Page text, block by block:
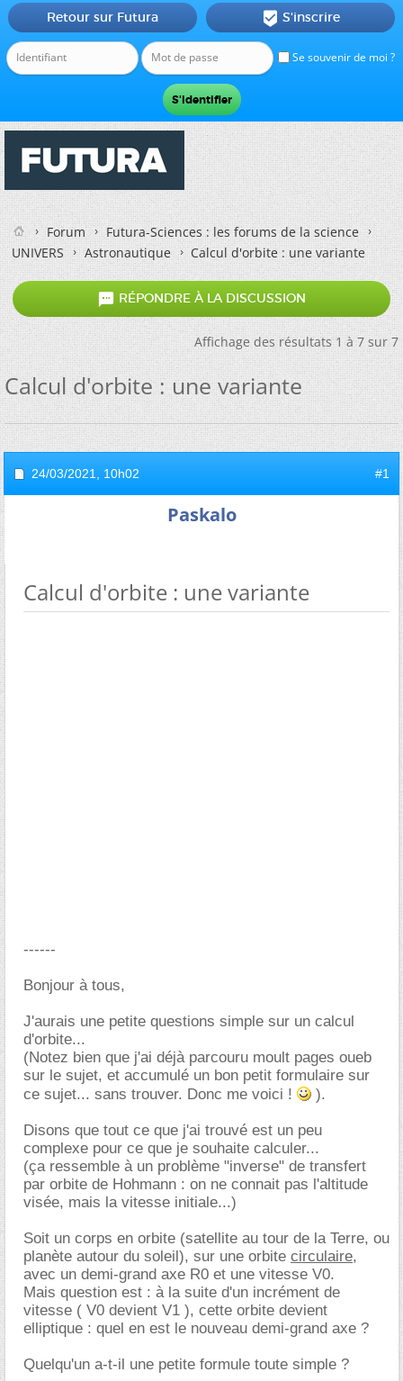
Se souvenir de moi ?
Retour sur Futura  S'inscrire
Forum
Futura-Sciences : les forums de la science
UNIVERS
Astronautique Calcul d'orbite : une variante
 RÉPONDRE À LA DISCUSSION
Affichage des résultats 1 à 7 sur 7
Calcul d'orbite : une variante
24/03/2021, 10h02 #1
Paskalo
Calcul d'orbite : une variante
------
Bonjour à tous,
J'aurais une petite questions simple sur un calcul
d'orbite...
(Notez bien que j'ai déjà parcouru moult pages oueb
sur le sujet, et accumulé un bon petit formulaire sur
ce sujet... sans trouver. Donc me voici !
).
Disons que tout ce que j'ai trouvé est un peu
complexe pour ce que je souhaite calculer...
(ça ressemble à un problème "inverse" de transfert
par orbite de Hohmann : on ne connait pas l'altitude
visée, mais la vitesse initiale...)
Soit un corps en orbite (satellite au tour de la Terre, ou
planète autour du soleil), sur une orbite circulaire,
avec un demi-grand axe R0 et une vitesse V0.
Mais question est : à la suite d'un incrément de
vitesse ( V0 devient V1 ), cette orbite devient
elliptique : quel en est le nouveau demi-grand axe ?
Quelqu'un a-t-il une petite formule toute simple ?